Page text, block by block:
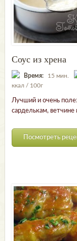
Соус из хрена
Время: 15 мин.
ккал / 100г
Лучший и очень
сарделькам, ветчине
Посмотреть